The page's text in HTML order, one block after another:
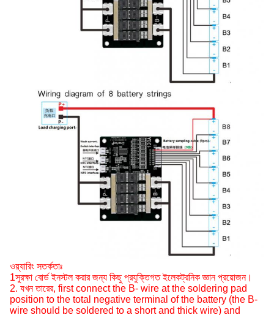
ওয়্যারিং সতর্কতাঃ
1সুরক্ষা বোর্ড ইনস্টল করার জন্য কিছু প্রযুক্তিগত ইলেকট্রনিক জ্ঞান প্রয়োজন।
2. যখন তারের, first connect the B- wire at the soldering pad
position to the total negative terminal of the battery (the B-
wire should be soldered to a short and thick wire) and